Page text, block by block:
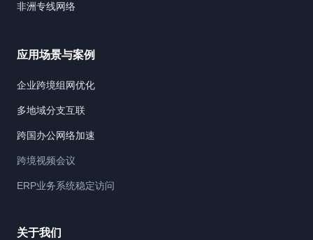
非洲专线网络
应用场景与案例
企业跨境组网优化
多地域分支互联
跨国办公网络加速
跨境视频会议
ERP业务系统稳定访问
关于我们